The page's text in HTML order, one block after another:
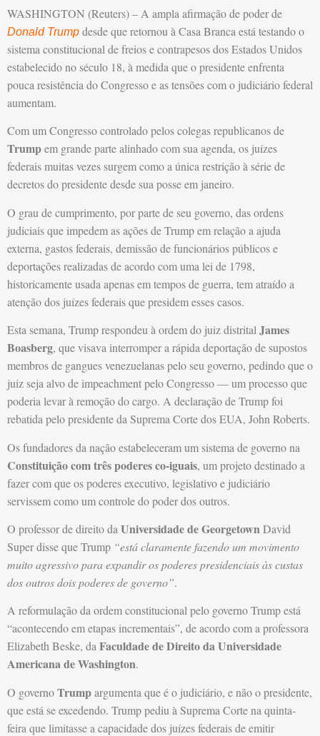
WASHINGTON (Reuters) – A ampla afirmação de poder de
Donald Trump desde que retornou à Casa Branca está testando o
sistema constitucional de freios e contrapesos dos Estados Unidos
estabelecido no século 18, à medida que o presidente enfrenta
pouca resistência do Congresso e as tensões com o judiciário federal
aumentam.
Com um Congresso controlado pelos colegas republicanos de
Trumpem grande parte alinhado com sua agenda, os juízes
federais muitas vezes surgem como a única restrição à série de
decretos do presidente desde sua posse em janeiro.
O grau de cumprimento, por parte de seu governo, das ordens
judiciais que impedem as ações de Trump em relação a ajuda
externa, gastos federais, demissão de funcionários públicos e
deportações realizadas de acordo com uma lei de 1798,
historicamente usada apenas em tempos de guerra, tem atraído a
atenção dos juízes federais que presidem esses casos.
Esta semana, Trump respondeu à ordem do juiz distritalJames
Boasberg, que visava interromper a rápida deportação de supostos
membros de gangues venezuelanas pelo seu governo, pedindo que o
juiz seja alvo de impeachment pelo Congresso — um processo que
poderia levar à remoção do cargo. A declaração de Trump foi
rebatida pelo presidente da Suprema Corte dos EUA, John Roberts.
Os fundadores da nação estabeleceram um sistema de governo na
Constituição com três poderes co-iguais, um projeto destinado a
fazer com que os poderes executivo, legislativo e judiciário
servissem como um controle do poder dos outros.
O professor de direito da Universidade de GeorgetownDavid
Super disse que Trump “está claramente fazendo um movimento
muito agressivo para expandir os poderes presidenciais às custas
dos outros dois poderes de governo”.
A reformulação da ordem constitucional pelo governo Trump está
“acontecendo em etapas incrementais”, de acordo com a professora
Elizabeth Beske, daFaculdade de Direito da Universidade
Americana de Washington.
O governoTrumpargumenta que é o judiciário, e não o presidente,
que está se excedendo. Trump pediu à Suprema Corte na quinta-
feira que limitasse a capacidade dos juízes federais de emitir